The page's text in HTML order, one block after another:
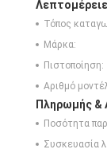
Τόπος
Μάρκα:
Πιστοποίηση:
Αριθμό
Πληρωμής &
Ποσότητα
Συσκευασία